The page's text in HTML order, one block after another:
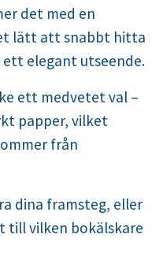
det med en
lätt att snabbt hitta
elegant utseende.
ett medvetet val –
papper, vilket
från
dina framsteg, eller
till vilken bokälskare